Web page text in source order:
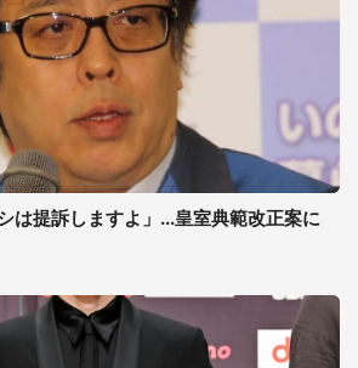
は提訴しますよ」...皇室典範改正案に